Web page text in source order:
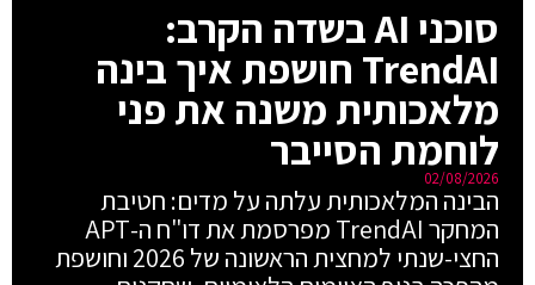
סוכני AI בשדה הקרב:
TrendAI חושפת איך בינה
מלאכותית משנה את פני
לוחמת הסייבר
02/08/2026
הבינה המלאכותית עלתה על מדים: חטיבת
המחקר TrendAI מפרסמת את דו"ח ה-APT
החצי-שנתי למחצית הראשונה של 2026 וחושפת